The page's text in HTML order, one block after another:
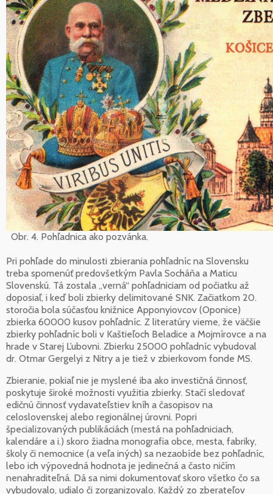
Obr. 4. Pohľadnica ako pozvánka.
Pri pohľade do minulosti zbierania pohľadníc na Slovensku
treba spomenúť predovšetkým Pavla Socháňa a Maticu
Slovenskú. Tá zostala „verná“ pohľadniciam od počiatku až
doposiaľ, i keď boli zbierky delimitované SNK. Začiatkom 20.
storočia bola súčasťou knižnice Apponyiovcov (Oponice)
zbierka 60000 kusov pohľadníc. Z literatúry vieme, že väčšie
zbierky pohľadníc boli v Kaštieľoch Beladice a Mojmírovce a na
hrade v Starej Ľubovni. Zbierku 25000 pohľadníc vybudoval
dr. Otmar Gergelyi z Nitry a je tiež v zbierkovom fonde MS.
Zbieranie, pokiaľ nie je myslené iba ako investičná činnosť,
poskytuje široké možnosti využitia zbierky. Stačí sledovať
edičnú činnosť vydavateľstiev kníh a časopisov na
celoslovenskej alebo regionálnej úrovni. Popri
špecializovaných publikáciách (mestá na pohľadniciach,
kalendáre a i.) skoro žiadna monografia obce, mesta, fabriky,
školy či nemocnice (a veľa iných) sa nezaobíde bez pohľadníc,
lebo ich výpovedná hodnota je jedinečná a často ničím
nenahraditeľná. Dá sa nimi dokumentovať skoro všetko čo sa
vybudovalo, udialo či zorganizovalo. Každý zo zberateľov